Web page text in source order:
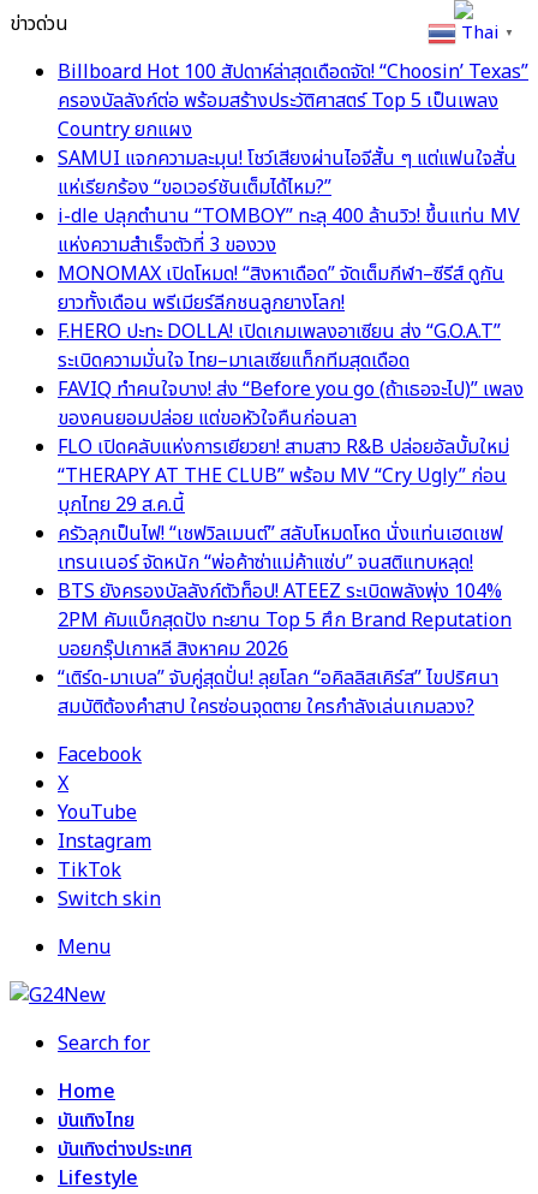
ข่าวด่วน
Billboard Hot 100 สัปดาห์ล่าสุดเดือดจัด! “Choosin’ Texas”
ครองบัลลังก์ต่อ พร้อมสร้างประวัติศาสตร์ Top 5 เป็นเพลง
Country ยกแผง
SAMUI แจกความละมุน! โชว์เสียงผ่านไอจีสั้น ๆ แต่แฟนใจสั่น
แห่เรียกร้อง “ขอเวอร์ชันเต็มได้ไหม?”
i-dle ปลุกตำนาน “TOMBOY” ทะลุ 400 ล้านวิว! ขึ้นแท่น MV
แห่งความสำเร็จตัวที่ 3 ของวง
MONOMAX เปิดโหมด! “สิงหาเดือด” จัดเต็มกีฬา–ซีรีส์ ดูกัน
ยาวทั้งเดือน พรีเมียร์ลีกชนลูกยางโลก!
F.HERO ปะทะ DOLLA! เปิดเกมเพลงอาเซียน ส่ง “G.O.A.T”
ระเบิดความมั่นใจ ไทย–มาเลเซียแท็กทีมสุดเดือด
FAVIQ ทำคนใจบาง! ส่ง “Before you go (ถ้าเธอจะไป)” เพลง
ของคนยอมปล่อย แต่ขอหัวใจคืนก่อนลา
FLO เปิดคลับแห่งการเยียวยา! สามสาว R&B ปล่อยอัลบั้มใหม่
“THERAPY AT THE CLUB” พร้อม MV “Cry Ugly” ก่อน
บุกไทย 29 ส.ค.นี้
ครัวลุกเป็นไฟ! “เชฟวิลเมนต์” สลับโหมดโหด นั่งแท่นเฮดเชฟ
เทรนเนอร์ จัดหนัก “พ่อค้าซ่าแม่ค้าแซ่บ” จนสติแทบหลุด!
BTS ยังครองบัลลังก์ตัวท็อป! ATEEZ ระเบิดพลังพุ่ง 104%
2PM คัมแบ็กสุดปัง ทะยาน Top 5 ศึก Brand Reputation
บอยกรุ๊ปเกาหลี สิงหาคม 2026
“เติร์ด-มาเบล” จับคู่สุดปั่น! ลุยโลก “อคิลลิสเคิร์ส” ไขปริศนา
สมบัติต้องคำสาป ใครซ่อนจุดตาย ใครกำลังเล่นเกมลวง?
Facebook
X
YouTube
Instagram
TikTok
Switch skin
Menu
Search for
Home
บันเทิงไทย
บันเทิงต่างประเทศ
Lifestyle
Thai ▼